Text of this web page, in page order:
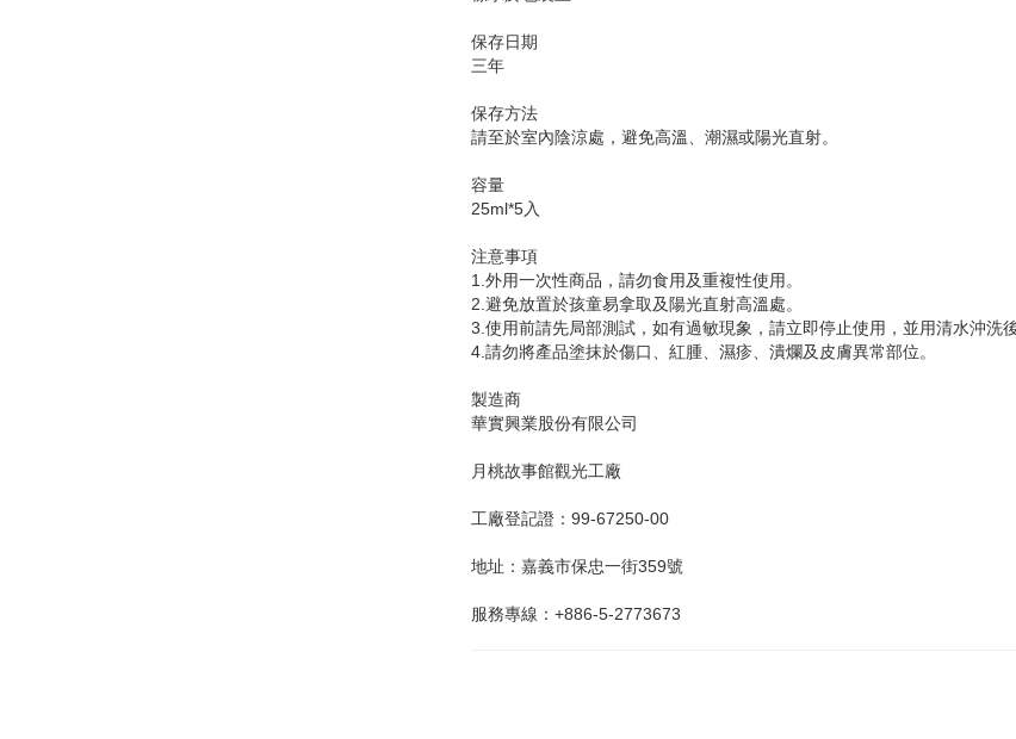
保存日期
三年
保存方法
請至於室內陰涼處，避免高溫、潮濕或陽光直射。
容量
25ml*5入
注意事項
1.外用一次性商品，請勿食用及重複性使用。
2.避免放置於孩童易拿取及陽光直射高溫處。
3.使用前請先局部測試，如有過敏現象，請立即停止使用，並用清水沖洗
4.請勿將產品塗抹於傷口、紅腫、濕疹、潰爛及皮膚異常部位。
製造商
華實興業股份有限公司
月桃故事館觀光工廠
工廠登記證：99-67250-00
地址：嘉義市保忠一街359號
服務專線：+886-5-2773673